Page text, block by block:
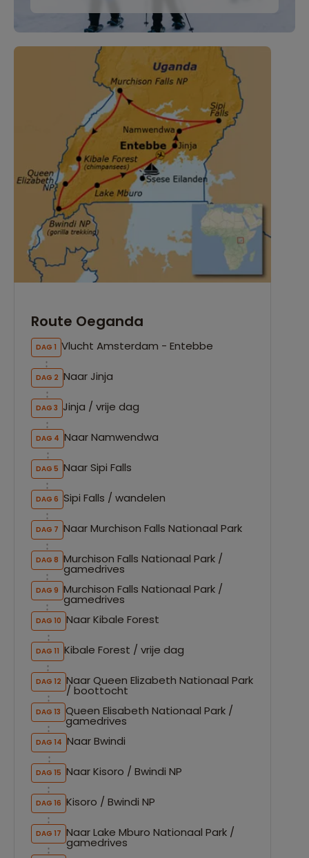
Route Oeganda
DAG 1 Vlucht Amsterdam - Entebbe
DAG 2 Naar Jinja
DAG 3 Jinja / vrije dag
DAG 4 Naar Namwendwa
DAG 5 Naar Sipi Falls
DAG 6 Sipi Falls / wandelen
DAG 7 Naar Murchison Falls Nationaal Park
DAG 8 Murchison Falls Nationaal Park /
gamedrives
DAG 9 Murchison Falls Nationaal Park /
gamedrives
DAG 10 Naar Kibale Forest
DAG 11 Kibale Forest / vrije dag
DAG 12 Naar Queen Elizabeth Nationaal Park
/ boottocht
DAG 13 Queen Elisabeth Nationaal Park /
gamedrives
DAG 14 Naar Bwindi
DAG 15 Naar Kisoro / Bwindi NP
DAG 16 Kisoro / Bwindi NP
DAG 17 Naar Lake Mburo Nationaal Park /
gamedrives